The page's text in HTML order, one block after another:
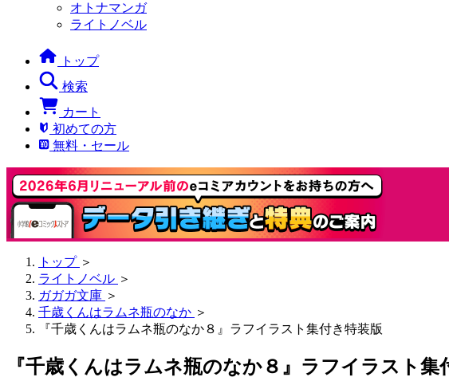
オトナマンガ
ライトノベル
トップ
検索
カート
初めての方
無料・セール
トップ ＞
ライトノベル ＞
ガガガ文庫 ＞
千歳くんはラムネ瓶のなか ＞
『千歳くんはラムネ瓶のなか８』ラフイラスト集付き特装版
『千歳くんはラムネ瓶のなか８』ラフイラスト集